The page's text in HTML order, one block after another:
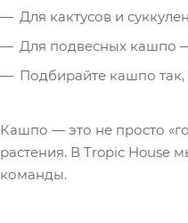
Для кактусов и
Для подвесных кашпо
Подбирайте кашпо
Кашпо — это не просто
растения. В Tropic House
команды.